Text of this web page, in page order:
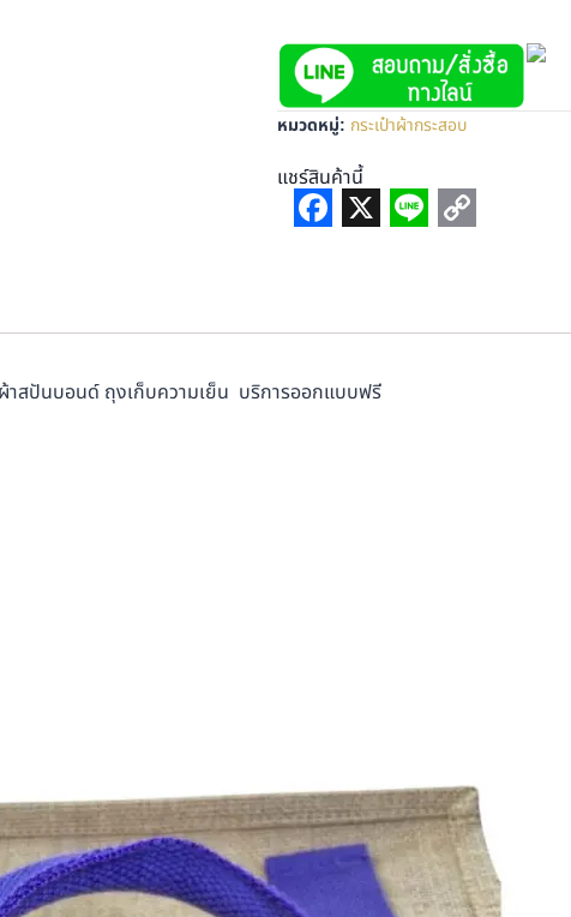
หมวดหมู่: กระเป๋าผ้ากระสอบ
แชร์สินค้านี้
าสปันบอนด์ ถุงเก็บความเย็น บริการออกแบบฟรี